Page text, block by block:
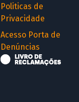
Politicas de
Privacidade
Acesso Porta de
Denúncias